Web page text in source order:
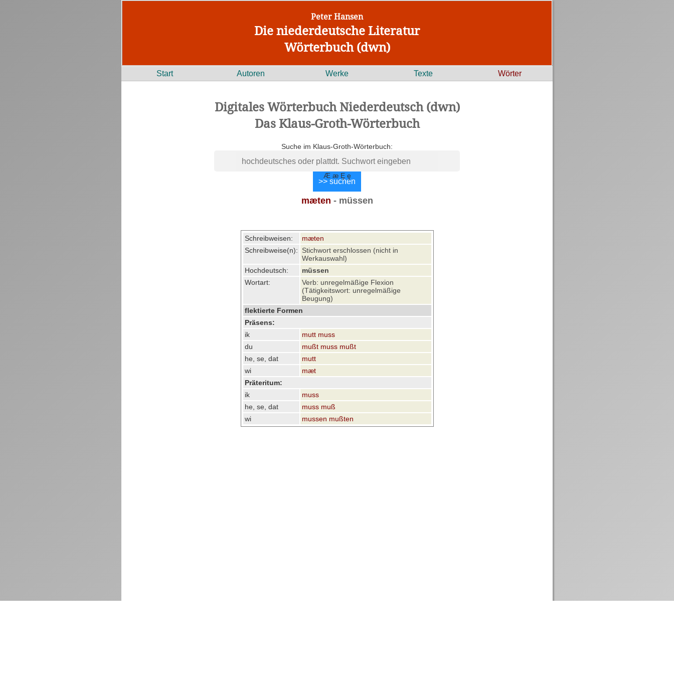
Peter Hansen
Die niederdeutsche Literatur
Wörterbuch (dwn)
Start Autoren Werke Texte Wörter
Digitales Wörterbuch Niederdeutsch (dwn)
Das Klaus-Groth-Wörterbuch
Suche im Klaus-Groth-Wörterbuch:
Æ æ Ȩ ȩ
mæten - müssen
Schreibweisen:
mæten
Schreibweise(n):
Stichwort erschlossen (nicht in
Werkauswahl)
Hochdeutsch:
müssen
Wortart:
Verb: unregelmäßige Flexion
(Tätigkeitswort: unregelmäßige
Beugung)
flektierte Formen
Präsens:
ik
mutt muss
du
mußt muss mußt
he, se, dat
mutt
wi
mæt
Präteritum:
ik
muss
he, se, dat
muss muß
wi
mussen mußten